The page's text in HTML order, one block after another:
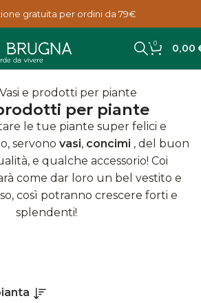
gratuita per ordini da 79€
0 0,00
Vasi e prodotti per piante
per piante
le tue piante super felici e
servonovasi, concimi , del buon
e qualche accessorio! Coi
come dar loro un bel vestito e
così potranno crescere forti e
splendenti!